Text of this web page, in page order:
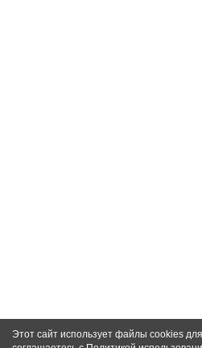
Этот сайт использует файлы cookies